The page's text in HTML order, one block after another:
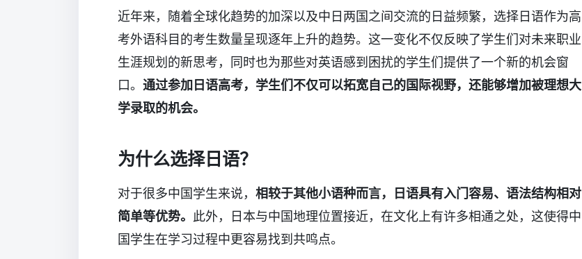
近年来，随着全球化趋势的加深以及中日两国之间交流的日益频繁，选择日语作为高
考外语科目的考生数量呈现逐年上升的趋势。这一变化不仅反映了学生们对未来职业
生涯规划的新思考，同时也为那些对英语感到困扰的学生们提供了一个新的机会窗
口。 通过参加日语高考，学生们不仅可以拓宽自己的国际视野，还能够增加被理想大
学录取的机会。
为什么选择日语？
对于很多中国学生来说， 相较于其他小语种而言，日语具有入门容易、语法结构相对
简单等优势。 此外，日本与中国地理位置接近，在文化上有许多相通之处，这使得中
国学生在学习过程中更容易找到共鸣点。